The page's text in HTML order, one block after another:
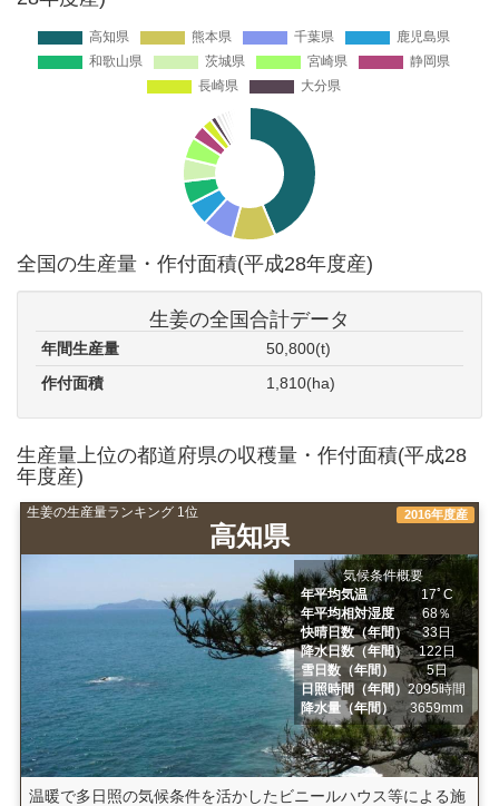
全国の生産量・作付面積(平成28年度産)
生姜の全国合計データ
年間生産量
50,800(t)
作付面積
1,810(ha)
生産量上位の都道府県の収穫量・作付面積(平成28
年度産)
生姜の生産量ランキング 1位
高知県
2016年度産
気候条件概要
年平均気温
17ﾟC
年平均相対湿度
68％
快晴日数（年間）
33日
降水日数（年間）
122日
雪日数（年間）
5日
日照時間（年間）2095時間
降水量（年間）
3659mm
温暖で多日照の気候条件を活かしたビニールハウス等による施